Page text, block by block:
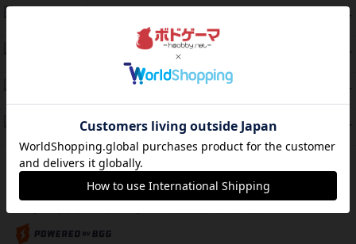
PT
12件の投稿
PT
1件の投稿
PT
Bitter End ブタペスト救出作戦
PT
ドコジャン
※Apple、Apple のロゴ は、米国および他の国々で登録されたApple Inc.の商標です。
※App Store は、Apple Inc.のサービスマークです。
※Android は、グーグル インコーポレイテッドの商標または登録商標です。